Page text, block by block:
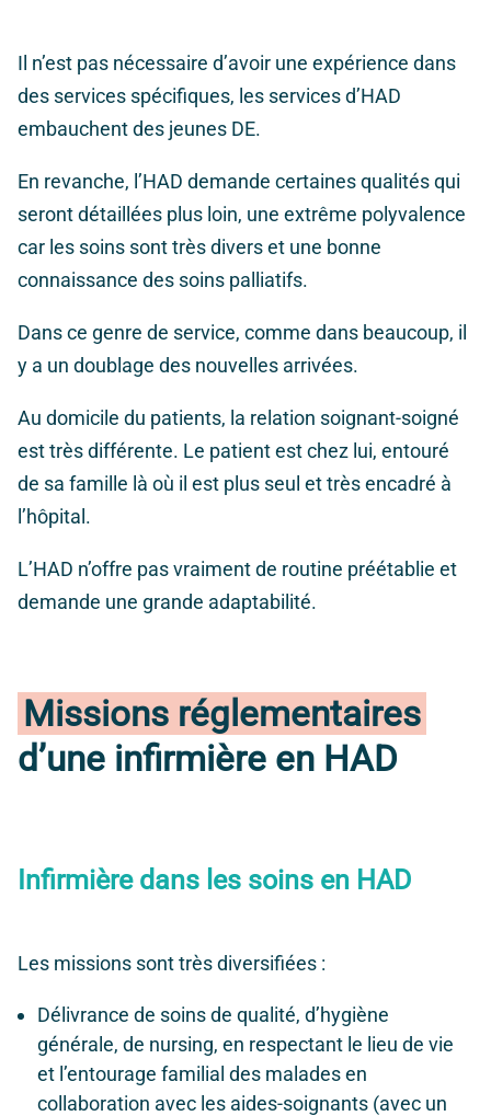
Il n’est pas nécessaire d’avoir une expérience dans
des services spécifiques, les services d’HAD
embauchent des jeunes DE.
En revanche, l’HAD demande certaines qualités qui
seront détaillées plus loin, une extrême polyvalence
car les soins sont très divers et une bonne
connaissance des soins palliatifs.
Dans ce genre de service, comme dans beaucoup, il
y a un doublage des nouvelles arrivées.
Au domicile du patients, la relation soignant-soigné
est très différente. Le patient est chez lui, entouré
de sa famille là où il est plus seul et très encadré à
l’hôpital.
L’HAD n’offre pas vraiment de routine préétablie et
demande une grande adaptabilité.
Missions réglementaires
d’une infirmière en HAD
Infirmière dans les soins en HAD
Les missions sont très diversifiées :
Délivrance de soins de qualité, d’hygiène
générale, de nursing, en respectant le lieu de vie
et l’entourage familial des malades en
collaboration avec les aides-soignants (avec un